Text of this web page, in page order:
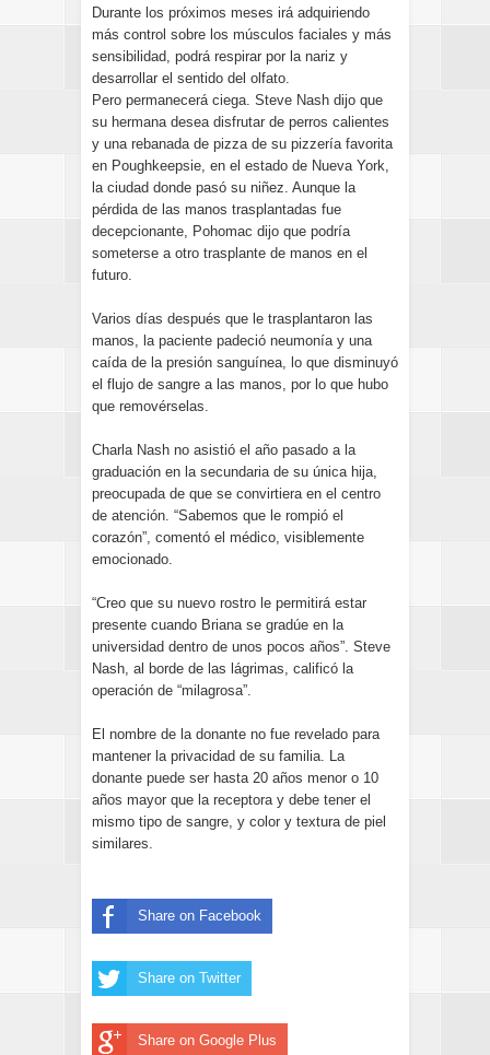
Durante los próximos meses irá adquiriendo
más control sobre los músculos faciales y más
sensibilidad, podrá respirar por la nariz y
desarrollar el sentido del olfato.
Pero permanecerá ciega. Steve Nash dijo que
su hermana desea disfrutar de perros calientes
y una rebanada de pizza de su pizzería favorita
en Poughkeepsie, en el estado de Nueva York,
la ciudad donde pasó su niñez. Aunque la
pérdida de las manos trasplantadas fue
decepcionante, Pohomac dijo que podría
someterse a otro trasplante de manos en el
futuro.
Varios días después que le trasplantaron las
manos, la paciente padeció neumonía y una
caída de la presión sanguínea, lo que disminuyó
el flujo de sangre a las manos, por lo que hubo
que removérselas.
Charla Nash no asistió el año pasado a la
graduación en la secundaria de su única hija,
preocupada de que se convirtiera en el centro
de atención. “Sabemos que le rompió el
corazón”, comentó el médico, visiblemente
emocionado.
“Creo que su nuevo rostro le permitirá estar
presente cuando Briana se gradúe en la
universidad dentro de unos pocos años”. Steve
Nash, al borde de las lágrimas, calificó la
operación de “milagrosa”.
El nombre de la donante no fue revelado para
mantener la privacidad de su familia. La
donante puede ser hasta 20 años menor o 10
años mayor que la receptora y debe tener el
mismo tipo de sangre, y color y textura de piel
similares.
Share on Facebook
Share on Twitter
Share on Google Plus